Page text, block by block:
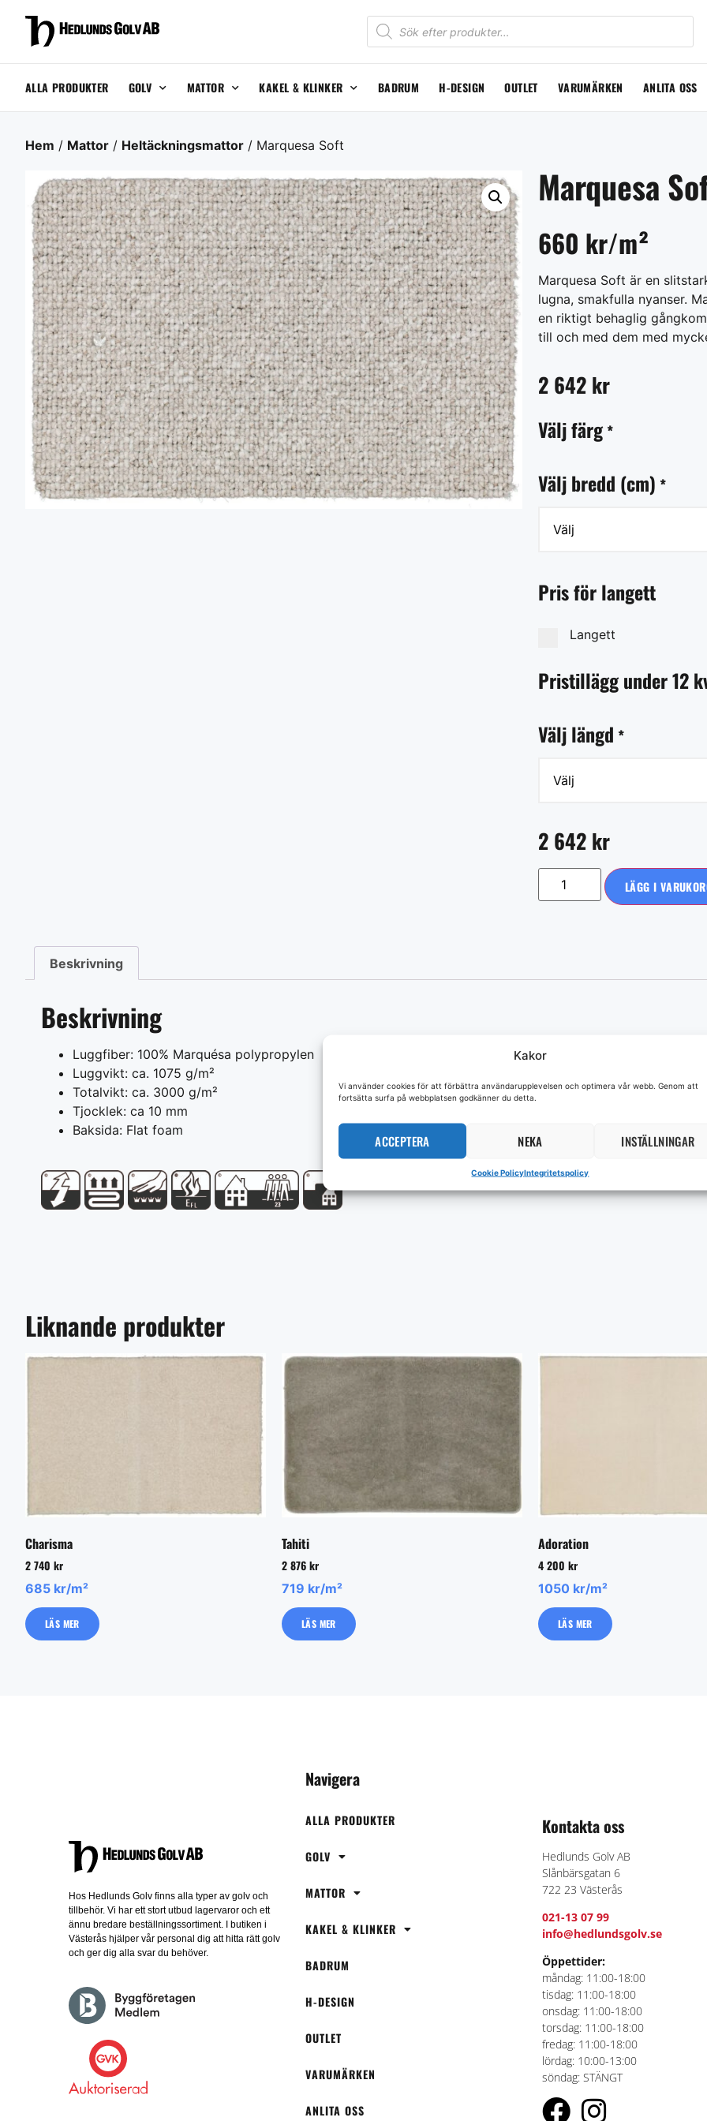
Kakor
Vi använder cookies för att förbättra användarupplevelsen och optimera vår webb. Genom att
fortsätta surfa på webbplatsen godkänner du detta.
ACCEPTERA NEKA INSTÄLLNINGAR
Cookie PolicyIntegritetspolicy
ALLA PRODUKTER GOLV MATTOR KAKEL & KLINKER BADRUM H-DESIGN OUTLET VARUMÄRKEN ANLITA OSS
Hem / Mattor / Heltäckningsmattor / Marquesa Soft
Marquesa
660 kr/m²
Marquesa Soft är en
lugna, smakfulla nyanser.
en riktigt behaglig
till och med dem med
2 642 kr
Välj färg*
Välj bredd (cm) *
Pris för langett
Langett
Pristillägg under 12
Välj längd *
2 642 kr
LÄGG I
Beskrivning
Beskrivning
Luggfiber: 100% Marquésa polypropylen
Luggvikt: ca. 1075 g/m²
Totalvikt: ca. 3000 g/m²
Tjocklek: ca 10 mm
Baksida: Flat foam
Liknande produkter
Charisma
2 740 kr
685 kr/m²
LÄS MER
Tahiti
2 876 kr
719 kr/m²
LÄS MER
Adoration
4 200 kr
1050 kr/m²
LÄS MER
Hos Hedlunds Golv finns alla typer av golv och
tillbehör. Vi har ett stort utbud lagervaror och ett
ännu bredare beställningssortiment. I butiken i
Västerås hjälper vår personal dig att hitta rätt golv
och ger dig alla svar du behöver.
Navigera
ALLA PRODUKTER
GOLV
MATTOR
KAKEL & KLINKER
BADRUM
H-DESIGN
OUTLET
VARUMÄRKEN
ANLITA OSS
Kontakta oss
Hedlunds Golv AB
Slånbärsgatan 6
722 23 Västerås
021-13 07 99
info@hedlundsgolv.se
Öppettider:
måndag: 11:00-18:00
tisdag: 11:00-18:00
onsdag: 11:00-18:00
torsdag: 11:00-18:00
fredag: 11:00-18:00
lördag: 10:00-13:00
söndag: STÄNGT